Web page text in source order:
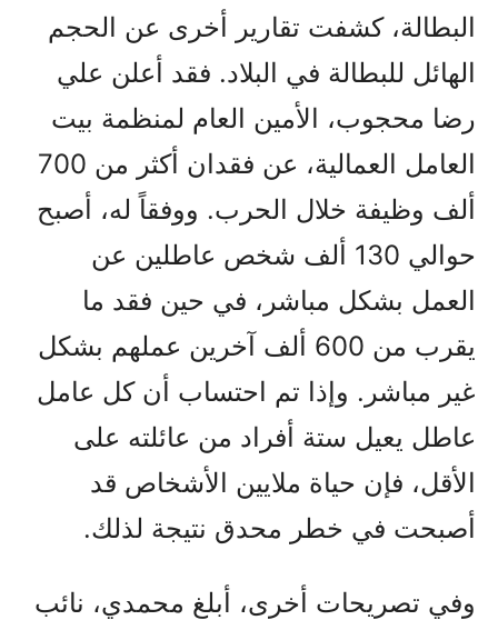
البطالة، كشفت تقارير أخرى عن الحجم
الهائل للبطالة في البلاد. فقد أعلن علي
رضا محجوب، الأمين العام لمنظمة بيت
العامل العمالية، عن فقدان أكثر من 700
ألف وظيفة خلال الحرب. ووفقاً له، أصبح
حوالي 130 ألف شخص عاطلين عن
العمل بشكل مباشر، في حين فقد ما
يقرب من 600 ألف آخرين عملهم بشكل
غير مباشر. وإذا تم احتساب أن كل عامل
عاطل يعيل ستة أفراد من عائلته على
الأقل، فإن حياة ملايين الأشخاص قد
أصبحت في خطر محدق نتيجة لذلك.
وفي تصريحات أخرى، أبلغ محمدي، نائب